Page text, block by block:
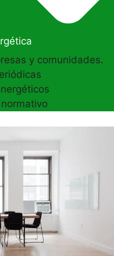
y comunidades.